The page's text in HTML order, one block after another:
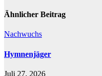
Ähnlicher Beitrag
Nachwuchs
Hymnenjäger
Juli 27, 2026